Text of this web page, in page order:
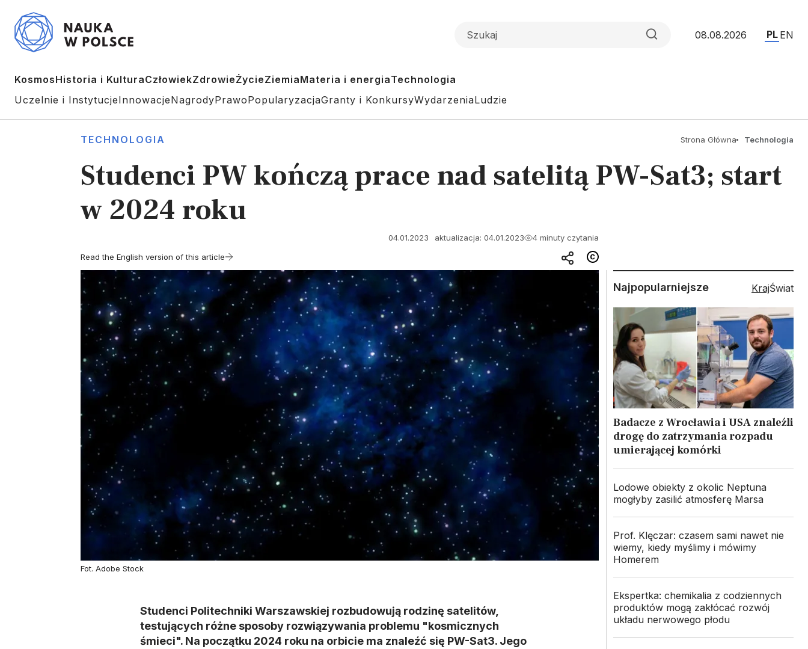
08.08.2026 PL EN
KosmosHistoria i KulturaCzłowiekZdrowieŻycieZiemiaMateria i energiaTechnologia
Uczelnie i InstytucjeInnowacjeNagrodyPrawoPopularyzacjaGranty i KonkursyWydarzeniaLudzie
TECHNOLOGIA Strona Główna Technologia
Studenci PW kończą prace nad satelitą PW-Sat3; start
w 2024 roku
04.01.2023 aktualizacja: 04.01.2023
4 minuty czytania
Read the English version of this article
Fot. Adobe Stock
Studenci Politechniki Warszawskiej rozbudowują rodzinę satelitów,
testujących różne sposoby rozwiązywania problemu "kosmicznych
śmieci". Na początku 2024 roku na orbicie ma znaleźć się PW-Sat3. Jego
Najpopularniejsze KrajŚwiat
Badacze z Wrocławia i USA znaleźli
drogę do zatrzymania rozpadu
umierającej komórki
Lodowe obiekty z okolic Neptuna
mogłyby zasilić atmosferę Marsa
Prof. Klęczar: czasem sami nawet nie
wiemy, kiedy myślimy i mówimy
Homerem
Ekspertka: chemikalia z codziennych
produktów mogą zakłócać rozwój
układu nerwowego płodu